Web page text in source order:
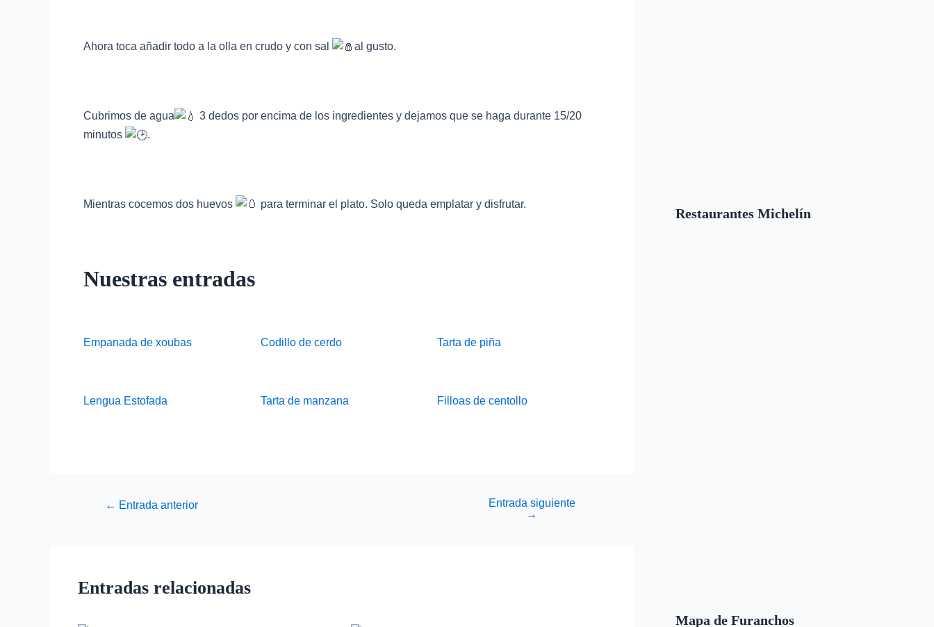
Ahora toca añadir todo a la olla en crudo y con sal al gusto.
Cubrimos de agua
3 dedos por encima de los ingredientes y dejamos que se haga durante 15/20
minutos
.
Mientras cocemos dos huevos para terminar el plato. Solo queda emplatar y disfrutar.
Nuestras entradas
Empanada de xoubas Codillo de cerdo Tarta de piña
Lengua Estofada Tarta de manzana Filloas de centollo
← Entrada anterior
Entrada siguiente
→
Entradas relacionadas
Restaurantes Michelín
Mapa de Furanchos